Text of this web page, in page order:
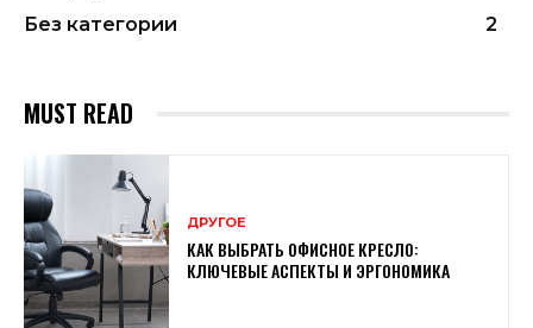
Без категории
2
MUST READ
ДРУГОЕ
КАК ВЫБРАТЬ ОФИСНОЕ КРЕСЛО:
КЛЮЧЕВЫЕ АСПЕКТЫ И ЭРГОНОМИКА